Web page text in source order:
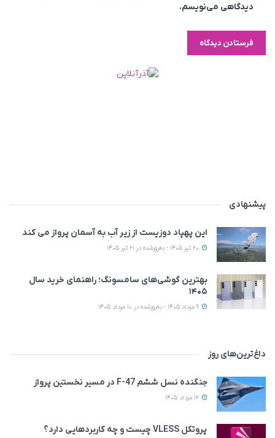
دیدگاهی می‌نویسم.
پیشنهادی
این پهپاد دوزیست از زیر آب به آسمان پرواز می‌ کند
بهترین گوشی‌های سامسونگ؛ راهنمای خرید سال
۱۴۰۵
داغ‌ترین‌های روز
جنگنده نسل ششم F-47 در مسیر نخستین پرواز
پروتکل VLESS چیست و چه کاربردهایی دارد؟